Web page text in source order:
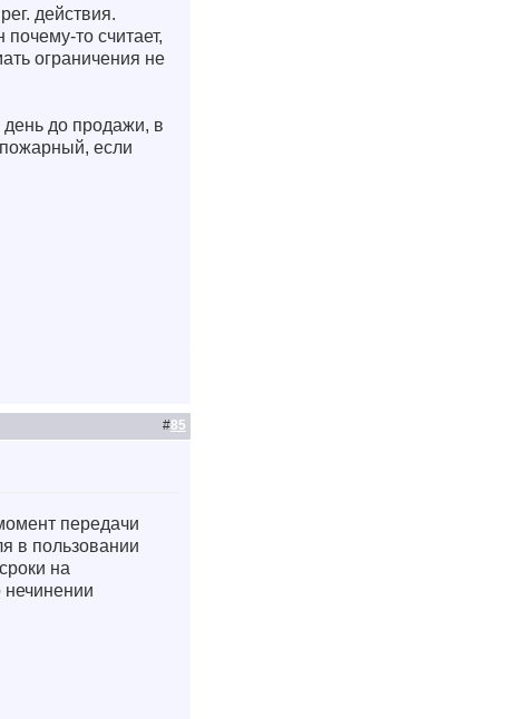
действия.
то считает,
ограничения не
день до продажи, в
если
#85
передачи
в пользовании
на